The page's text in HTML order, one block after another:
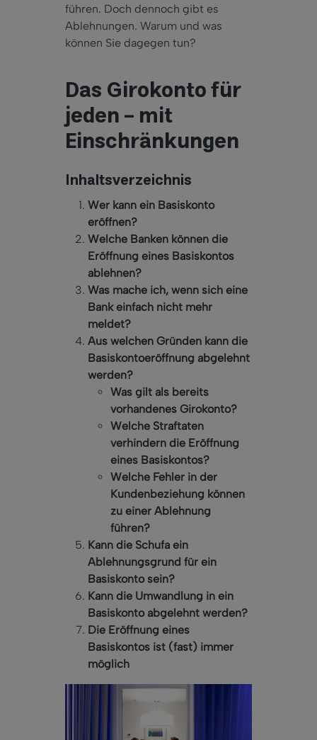
führen. Doch dennoch gibt es
Ablehnungen. Warum und was
können Sie dagegen tun?
Das Girokonto für
jeden – mit
Einschränkungen
Inhaltsverzeichnis
Wer kann ein Basiskonto
eröffnen?
Welche Banken können die
Eröffnung eines Basiskontos
ablehnen?
Was mache ich, wenn sich eine
Bank einfach nicht mehr
meldet?
Aus welchen Gründen kann die
Basiskontoeröffnung abgelehnt
werden?
Was gilt als bereits
vorhandenes Girokonto?
Welche Straftaten
verhindern die Eröffnung
eines Basiskontos?
Welche Fehler in der
Kundenbeziehung können
zu einer Ablehnung
führen?
Kann die Schufa ein
Ablehnungsgrund für ein
Basiskonto sein?
Kann die Umwandlung in ein
Basiskonto abgelehnt werden?
Die Eröffnung eines
Basiskontos ist (fast) immer
möglich